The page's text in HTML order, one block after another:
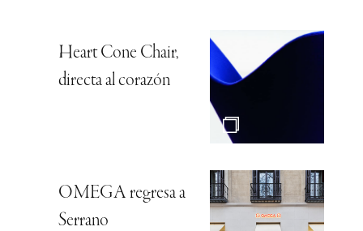
Heart Cone Chair,
directa al corazón
OMEGA regresa a
Serrano